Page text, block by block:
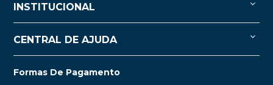
INSTITUCIONAL
CENTRAL DE AJUDA
Formas De Pagamento